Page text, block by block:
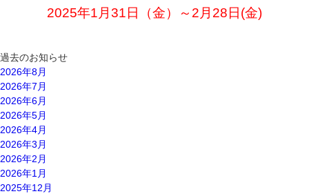
2025年1月31日（金）～2月28日(金)
過去のお知らせ
2026年8月
2026年7月
2026年6月
2026年5月
2026年4月
2026年3月
2026年2月
2026年1月
2025年12月